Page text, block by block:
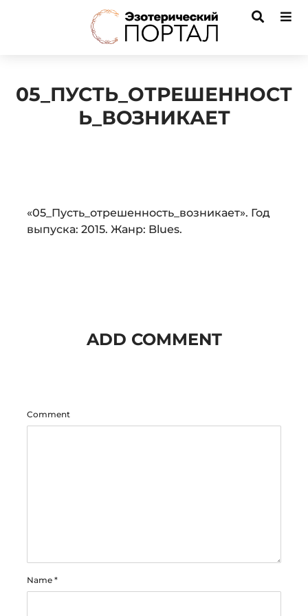
05_ПУСТЬ_ОТРЕШЕННОСТ
Ь_ВОЗНИКАЕТ
Audio
Player
«05_Пусть_отрешенность_возникает». Год
выпуска: 2015. Жанр: Blues.
ADD COMMENT
Comment
Name *